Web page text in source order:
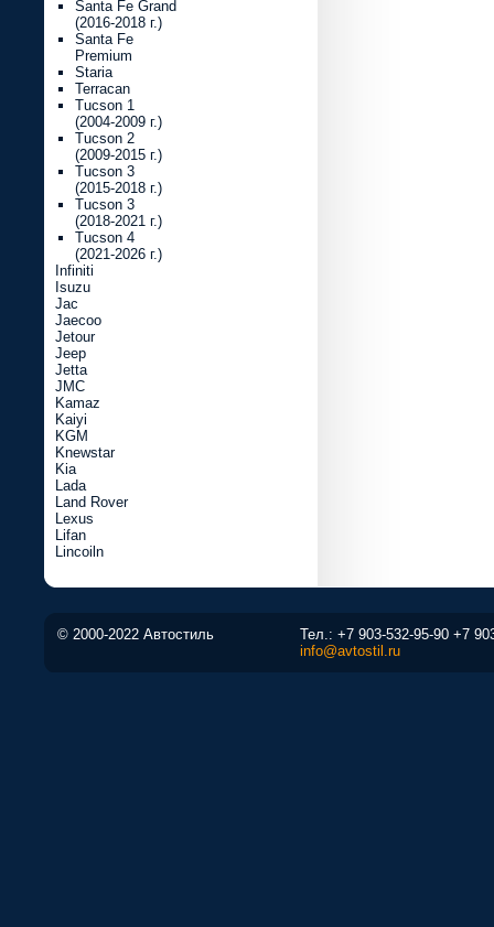
Santa Fe Grand
(2016-2018 г.)
Santa Fe
Premium
Staria
Terracan
Tucson 1
(2004-2009 г.)
Tucson 2
(2009-2015 г.)
Tucson 3
(2015-2018 г.)
Tucson 3
(2018-2021 г.)
Tucson 4
(2021-2026 г.)
Infiniti
Isuzu
Jac
Jaecoo
Jetour
Jeep
Jetta
JMC
Kamaz
Kaiyi
KGM
Knewstar
Kia
Lada
Land Rover
Lexus
Lifan
Lincoiln
© 2000-2022 Автостиль Тел.: +7 903-532-95-90 +7
info@avtostil.ru